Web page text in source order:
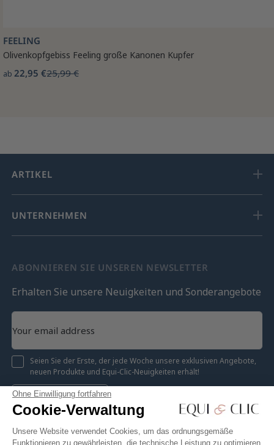
Ohne Einwilligung fortfahren
Cookie-Verwaltung
Unsere Website verwendet Cookies, um das ordnungsgemäße
Funktionieren zu gewährleisten, die technische Leistung zu optimieren
FEELING
Olivenkopfgebiss Feeling große Kanonen Kupfer
ab 22,95 €25,99 €
ARTIKEL
UNTERNEHMEN
ABONNIEREN SIE UNSEREN NEWSLETTER
Erhalten Sie unsere Neuigkeiten und Sonderangebote
Seien Sie der Erste, der jede Woche unsere exklusiven Angebote,
neuen Produkte und Equi-Clic-Neuigkeiten erhält!
Registrieren